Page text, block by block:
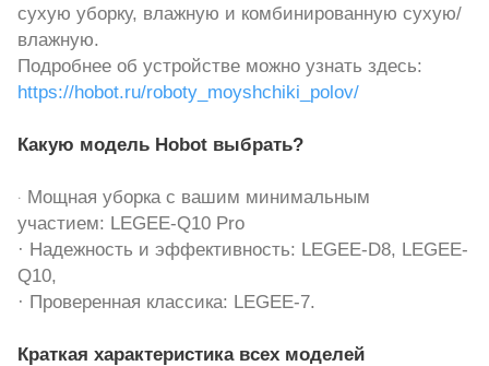
сухую уборку, влажную и комбинированную сухую/
влажную.
Подробнее об устройстве можно узнать здесь:
https://hobot.ru/roboty_moyshchiki_polov/
Какую модель Hobot выбрать?
· Мощная уборка с вашим минимальным
участием: LEGEE-Q10 Pro
· Надежность и эффективность: LEGEE-D8, LEGEE-
Q10,
· Проверенная классика: LEGEE-7.
Краткая характеристика всех моделей